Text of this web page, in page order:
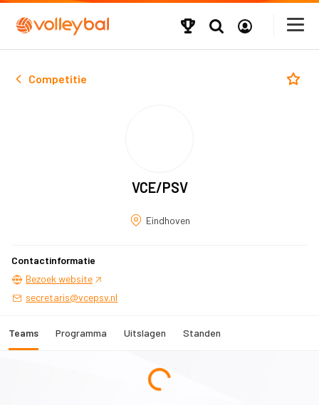
Competitie
VCE/PSV
Eindhoven
Contactinformatie
Bezoek website
secretaris@vcepsv.nl
Teams Programma Uitslagen Standen